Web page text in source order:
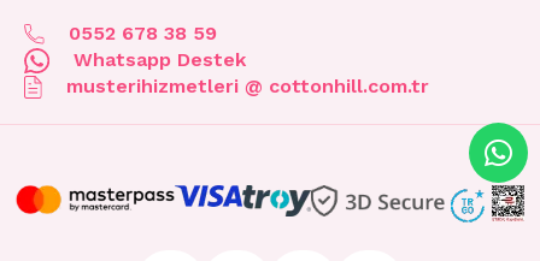
0552 678 38 59
Whatsapp Destek
musterihizmetleri @ cottonhill.com.tr